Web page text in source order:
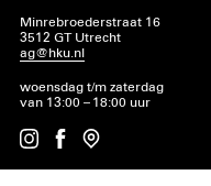
Minrebroederstraat 16
3512 GT Utrecht
ag@hku.nl
woensdag t/m zaterdag
van 13:00 – 18:00 uur